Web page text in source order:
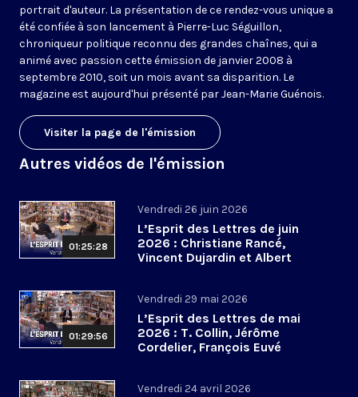
portrait d'auteur. La présentation de ce rendez-vous unique a
été confiée à son lancement à Pierre-Luc Séguillon,
chroniqueur politique reconnu des grandes chaînes, qui a
animé avec passion cette émission de janvier 2008 à
septembre 2010, soit un mois avant sa disparition. Le
magazine est aujourd'hui présenté par Jean-Marie Guénois.
Visiter la page de l'émission
Autres vidéos de l'émission
01:25:28
Vendredi 26 juin 2026
L’Esprit des Lettres de juin
2026 : Christiane Rancé,
Vincent Dujardin et Albert
01:29:56
Vendredi 29 mai 2026
L’Esprit des Lettres de mai
2026 : T. Collin, Jérôme
Cordelier, François Euvé
Vendredi 24 avril 2026